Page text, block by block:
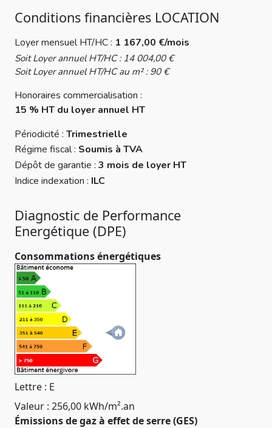
Conditions financières LOCATION
Loyer mensuel HT/HC : 1 167,00 €/mois
Soit Loyer annuel HT/HC : 14 004,00 €
Soit Loyer annuel HT/HC au m² : 90 €
Honoraires commercialisation :
15 % HT du loyer annuel HT
Périodicité : Trimestrielle
Régime fiscal : Soumis à TVA
Dépôt de garantie : 3 mois de loyer HT
Indice indexation : ILC
Diagnostic de Performance
Energétique (DPE)
Consommations énergétiques
Lettre : E
Valeur : 256,00 kWh/m².an
Émissions de gaz à effet de serre (GES)